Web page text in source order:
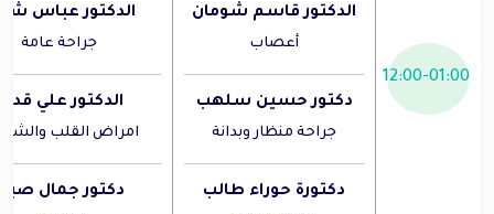
12:00-01:00
الدكتور قاسم شومان
أعصاب
دكتور حسين سلهب
جراحة منظار وبدانة
دكتورة حوراء طالب
الدكتور عباس
جراحة عامة
الدكتور علي
امراض القلب
دكتور جمال